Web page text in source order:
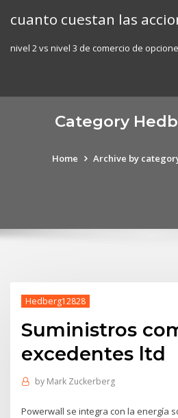
cuanto cuestan las
nivel 2 vs nivel 3 de comercio de
Category
Home Archive by
Hedberg12828
Suministros
excedentes ltd
by Mark Zuckerberg
Powerwall se integra con la energía